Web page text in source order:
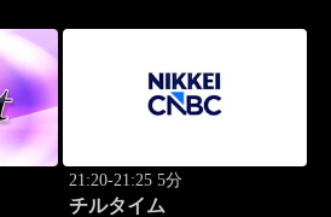
21:20-21:25 5分
チルタイム